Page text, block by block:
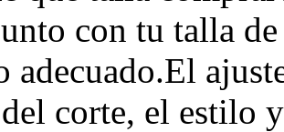
con tu talla
adecuado.El
corte, el estilo